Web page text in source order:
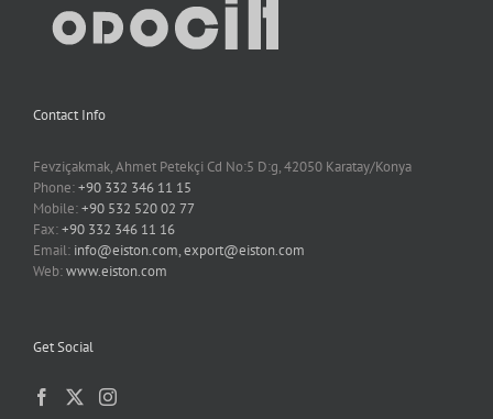
Contact Info
Fevziçakmak, Ahmet Petekçi Cd No:5 D:g, 42050 Karatay/Konya
Phone:+90 332 346 11 15
Mobile:+90 532 520 02 77
Fax:+90 332 346 11 16
Email: info@eiston.com, export@eiston.com
Web:www.eiston.com
Get Social